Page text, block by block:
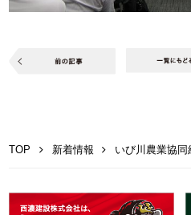
TOP 新着情報 いび川農業協